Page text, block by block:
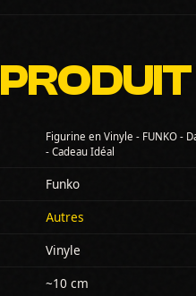
PRODUIT
Figurine en Vinyle - FUNKO -
- Cadeau Idéal
Funko
Autres
Vinyle
~10 cm